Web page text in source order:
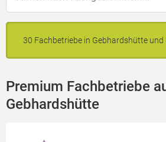
30 Fachbetriebe in Gebhardshütte
Premium Fachbetriebe
Gebhardshütte